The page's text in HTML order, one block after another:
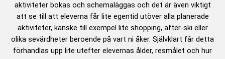
aktiviteter bokas och schemaläggas och det är även viktigt
att se till att eleverna får lite egentid utöver alla planerade
aktiviteter, kanske till exempel lite shopping, after-ski eller
olika sevärdheter beroende på vart ni åker. Självklart får detta
förhandlas upp lite utefter elevernas ålder, resmålet och hur